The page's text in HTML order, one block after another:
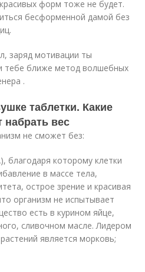
форм тоже не будет.
бесформенной дамой без
заряд мотивации ты
тебе ближе метод волшебных
.
таблетки. Какие
вес
не сможет без:
благодаря которому клетки
в массе тела,
острое зрение и красивая
организм не испытывает
есть в курином яйце,
сливочном масле. Лидером
является морковь;